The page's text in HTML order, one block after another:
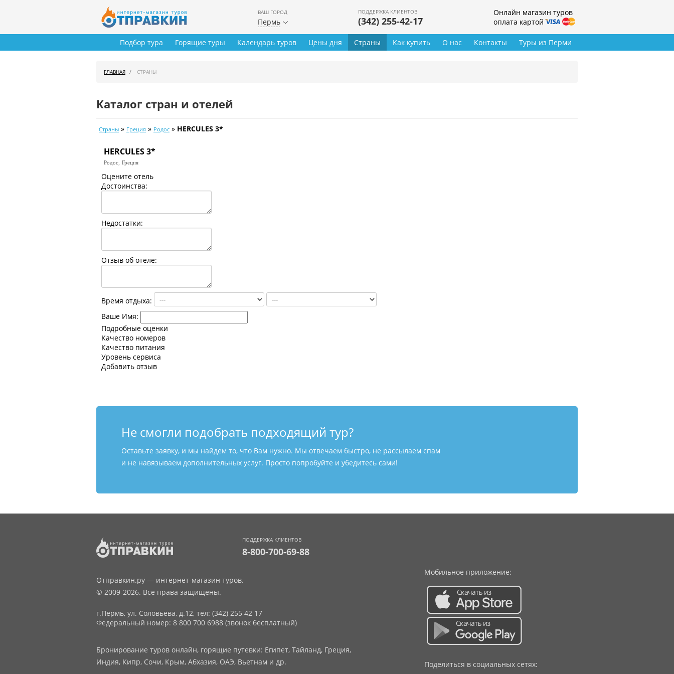
ВАШ ГОРОД
Пермь
ПОДДЕРЖКА КЛИЕНТОВ
(342) 255-42-17
Онлайн магазин туров
оплата картой
Туры из Перми
Подбор тура Горящие туры Календарь туров Цены дня Страны Как купить О нас Контакты
ГЛАВНАЯ СТРАНЫ
Каталог стран и отелей
Страны » Греция » Родос » HERCULES 3*
HERCULES 3*
Родос, Греция
Оцените отель
Достоинства:
Недостатки:
Отзыв об отеле:
Время отдыха:
Ваше Имя:
Подробные оценки
Качество номеров
Качество питания
Уровень сервиса
Добавить отзыв
Не смогли подобрать подходящий тур?
Оставьте заявку, и мы найдем то, что Вам нужно. Мы отвечаем быстро, не рассылаем спам
и не навязываем дополнительных услуг. Просто попробуйте и убедитесь сами!
ПОДДЕРЖКА КЛИЕНТОВ
8-800-700-69-88
Отправкин.ру — интернет-магазин туров.
© 2009-2026. Все права защищены.
г.Пермь, ул. Соловьева, д.12, тел: (342) 255 42 17
Федеральный номер: 8 800 700 6988 (звонок бесплатный)
Бронирование туров онлайн, горящие путевки: Египет, Тайланд, Греция,
Индия, Кипр, Сочи, Крым, Абхазия, ОАЭ, Вьетнам и др.
Мобильное приложение:
Поделиться в социальных сетях: